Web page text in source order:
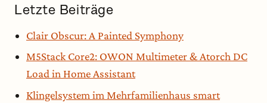
Letzte Beiträge
Clair Obscur: A Painted Symphony
M5Stack Core2: OWON Multimeter & Atorch DC
Load in Home Assistant
Klingelsystem im Mehrfamilienhaus smart